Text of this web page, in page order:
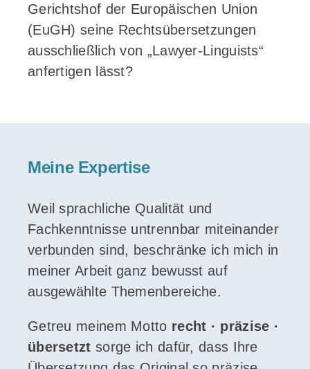
Gerichtshof der Europäischen Union
(EuGH) seine Rechtsübersetzungen
ausschließlich von „Lawyer-Linguists“
anfertigen lässt?
Meine Expertise
Weil sprachliche Qualität und
Fachkenntnisse untrennbar miteinander
verbunden sind, beschränke ich mich in
meiner Arbeit ganz bewusst auf
ausgewählte Themenbereiche.
Getreu meinem Motto recht · präzise ·
übersetzt sorge ich dafür, dass Ihre